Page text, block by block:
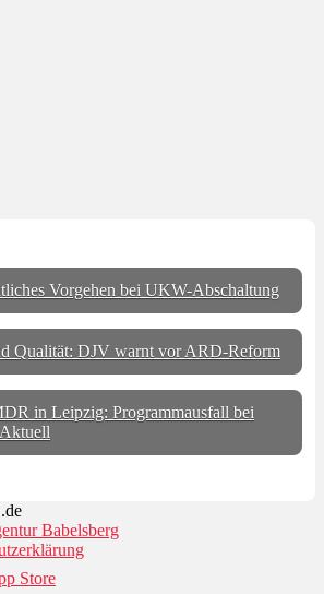
Vorgehen bei UKW-Abschaltung
Qualität: DJV warnt vor ARD-Reform
in Leipzig: Programmausfall bei
Babelsberg